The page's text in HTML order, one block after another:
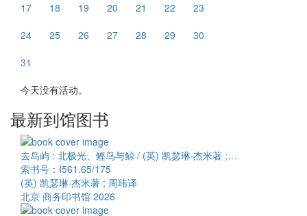
17
18 19 20 21 22
23
24
25 26 27 28 29
30
31
今天没有活动。
最新到馆图书
去岛屿 : 北极光、鲣鸟与鲸 / (英) 凯瑟琳·杰米著 ;…
索书号：I561.65/175
(英) 凯瑟琳·杰米著 ; 周玮译
北京 商务印书馆 2026